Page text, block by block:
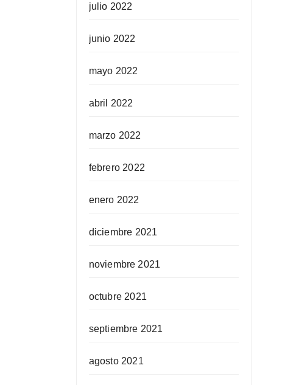
julio 2022
junio 2022
mayo 2022
abril 2022
marzo 2022
febrero 2022
enero 2022
diciembre 2021
noviembre 2021
octubre 2021
septiembre 2021
agosto 2021